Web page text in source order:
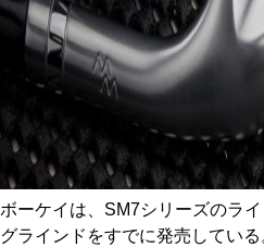
ボーケイは、SM7シリーズのラ
グラインドをすでに発売している